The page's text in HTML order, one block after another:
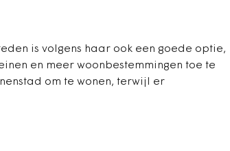
is volgens haar ook een goede optie,
en meer woonbestemmingen toe te
om te wonen, terwijl er